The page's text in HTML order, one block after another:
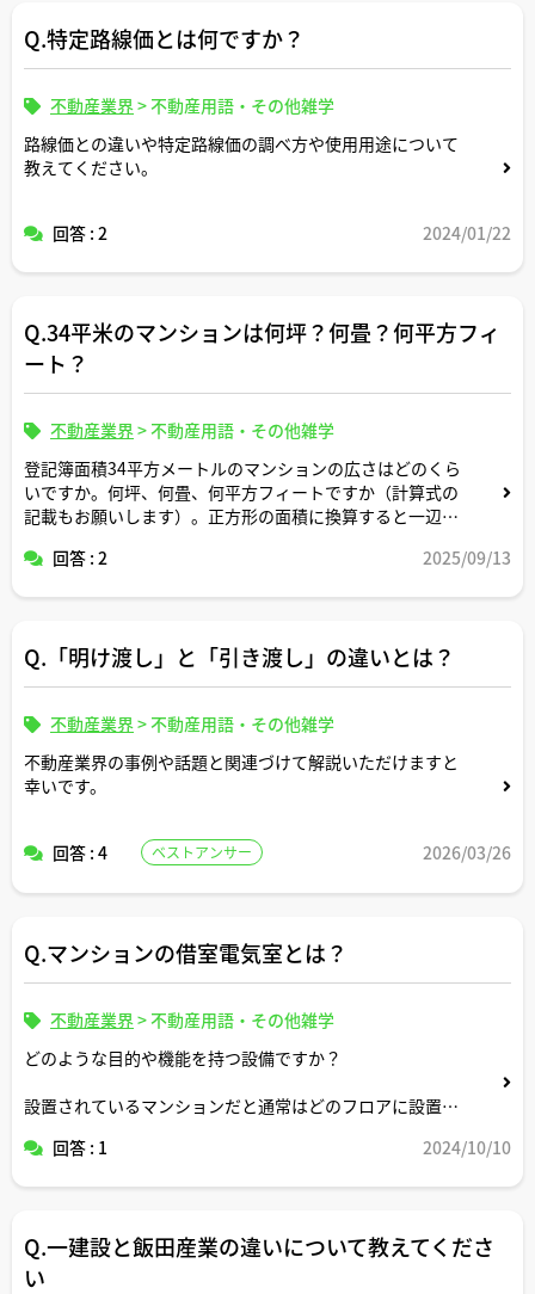
Q.特定路線価とは何ですか？
不動産業界>不動産用語・その他雑学
路線価との違いや特定路線価の調べ方や使用用途について
教えてください。
回答 : 2 2024/01/22
Q.34平米のマンションは何坪？何畳？何平方フィ
ート？
不動産業界>不動産用語・その他雑学
登記簿面積34平方メートルのマンションの広さはどのくら
いですか。何坪、何畳、何平方フィートですか（計算式の
記載もお願いします）。正方形の面積に換算すると一辺の
か。回答 : 2 2025/09/13
Q.「明け渡し」と「引き渡し」の違いとは？
不動産業界>不動産用語・その他雑学
不動産業界の事例や話題と関連づけて解説いただけますと
幸いです。
回答 : 4 ベストアンサー 2026/03/26
Q.マンションの借室電気室とは？
不動産業界>不動産用語・その他雑学
どのような目的や機能を持つ設備ですか？
設置されているマンションだと通常はどのフロアに設置さ
回答 : 1 2024/10/10
Q.一建設と飯田産業の違いについて教えてくださ
い